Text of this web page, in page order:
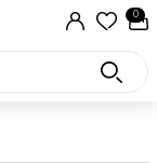
0